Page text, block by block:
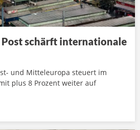
schärft internationale
und Mitteleuropa steuert im
plus 8 Prozent weiter auf